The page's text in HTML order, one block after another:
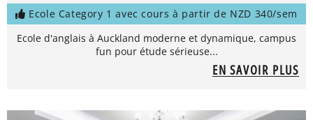
Ecole Category 1 avec cours à partir de NZD 340/sem
Ecole d'anglais à Auckland moderne et dynamique, campus
fun pour étude sérieuse...
EN SAVOIR PLUS